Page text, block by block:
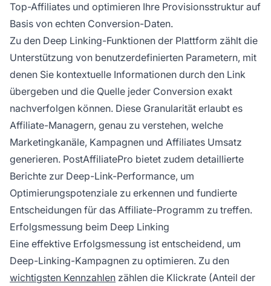
Top-Affiliates und optimieren Ihre Provisionsstruktur auf
Basis von echten Conversion-Daten.
Zu den Deep Linking-Funktionen der Plattform zählt die
Unterstützung von benutzerdefinierten Parametern, mit
denen Sie kontextuelle Informationen durch den Link
übergeben und die Quelle jeder Conversion exakt
nachverfolgen können. Diese Granularität erlaubt es
Affiliate-Managern, genau zu verstehen, welche
Marketingkanäle, Kampagnen und Affiliates Umsatz
generieren. PostAffiliatePro bietet zudem detaillierte
Berichte zur Deep-Link-Performance, um
Optimierungspotenziale zu erkennen und fundierte
Entscheidungen für das Affiliate-Programm zu treffen.
Erfolgsmessung beim Deep Linking
Eine effektive Erfolgsmessung ist entscheidend, um
Deep-Linking-Kampagnen zu optimieren. Zu den
wichtigsten Kennzahlen zählen die Klickrate (Anteil der